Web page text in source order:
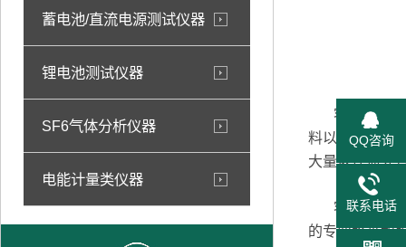
蓄电池/直流电源测试仪器
锂电池测试仪器
SF6气体分析仪器
电能计量类仪器
客户最开始
料以及公司的
大量以往海外
客户在看过
的专业水平和
QQ咨询
联系电话